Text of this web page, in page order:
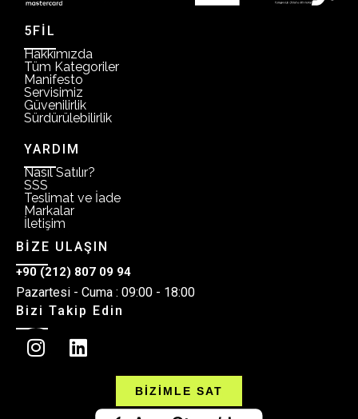
5FİL
Hakkımızda
Tüm Kategoriler
Manifesto
Servisimiz
Güvenilirlik
Sürdürülebilirlik
YARDIM
Nasıl Satılır?
SSS
Teslimat ve İade
Markalar
İletişim
BİZE ULAŞIN
+90 (212) 807 09 94
Pazartesi - Cuma : 09:00 - 18:00
Bizi Takip Edin
BİZİMLE SAT